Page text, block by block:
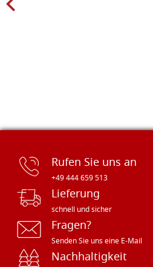
Rufen Sie uns an
+49 444 659 513
Lieferung
schnell und sicher
Fragen?
Senden Sie uns eine E-Mail
Nachhaltigkeit